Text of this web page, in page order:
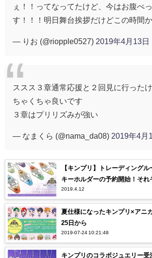
ぇ！！ってなってたけど、今はお腹ぺ
す！！！明日舞台挨拶だけどこの時間
— りお (@riopple0527) 2019年4月13日
ススス３章通常応援と２回見に行った
ちゃくちゃ良いです
３章はプリリズみが強い
— なまくら (@nama_da08) 2019年4月
【キンプリ】トレーディング
キーホルダーの予約開始！それ
フと透明感がオシャレだ…【
2019.4.12
夏仕様になったキンプリ×アニ
25日から
2019-07-24 10:21:48
キンプリのコラボジュエリー受